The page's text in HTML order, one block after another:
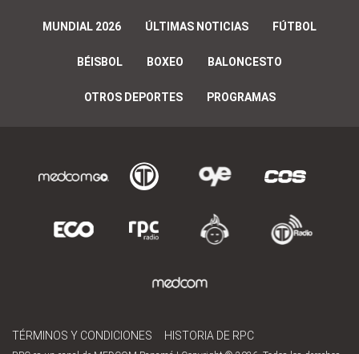
MUNDIAL 2026 ÚLTIMAS NOTICIAS FÚTBOL
BÉISBOL BOXEO BALONCESTO
OTROS DEPORTES PROGRAMAS
TÉRMINOS Y CONDICIONES HISTORIA DE RPC